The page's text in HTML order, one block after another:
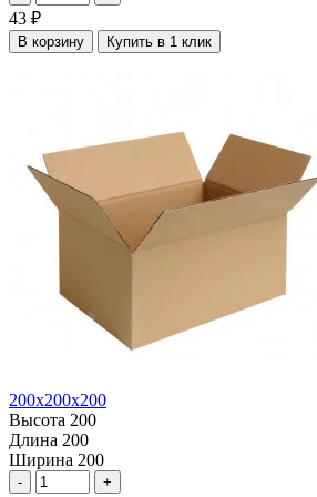
43 ₽
В корзину Купить в 1 клик
200х200х200
Высота 200
Длина 200
Ширина 200
- +